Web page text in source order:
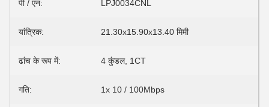
पी / एन: LPJ0034CNL
यांत्रिक: 21.30x15.90x13.40 मिमी
ढांच के रूप में: 4 कुंडल, 1CT
गति: 1x 10 / 100Mbps